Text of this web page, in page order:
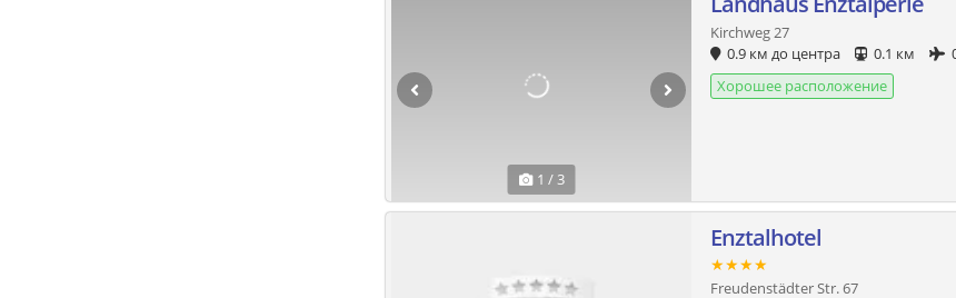
1 / 3
Kirchweg 27
0.9 км до центра
0.1 км
Хорошее расположение
Enztalhotel
★★★★
Freudenstädter Str. 67